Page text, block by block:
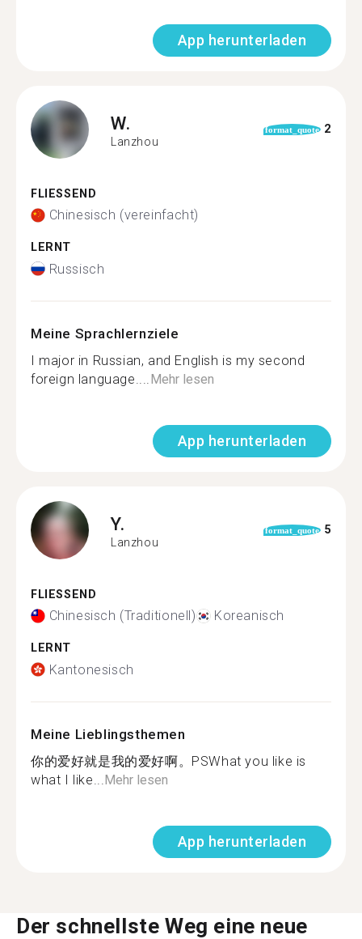
App herunterladen
W.
Lanzhou
format_quote 2
FLIESSEND
Chinesisch (vereinfacht)
LERNT
Russisch
Meine Sprachlernziele
I major in Russian, and English is my second
foreign language.... Mehr lesen
App herunterladen
Y.
Lanzhou
format_quote 5
FLIESSEND
Chinesisch (Traditionell) Koreanisch
LERNT
Kantonesisch
Meine Lieblingsthemen
你的爱好就是我的爱好啊。PSWhat you like is
what I like... Mehr lesen
App herunterladen
Der schnellste Weg eine neue